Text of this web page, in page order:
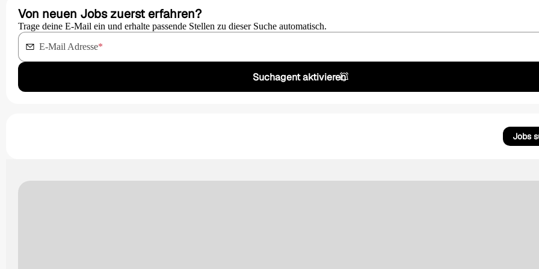
Von neuen Jobs zuerst erfahren?
Trage deine E-Mail ein und erhalte passende Stellen zu dieser Suche automatisch.
E-Mail Adresse*
Suchagent aktivieren
Jobs